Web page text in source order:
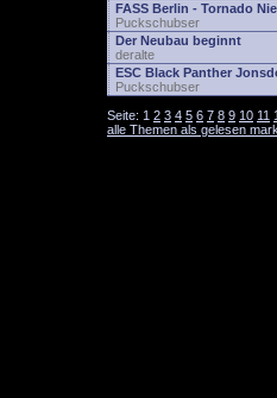
FASS Berlin - Tornado
Puckschubser
Der Neubau beginnt
deralte
ESC Black Panther
Puckschubser
Seite: 1 2 3 4 5 6 7 8 9 10 11
alle Themen als gelesen